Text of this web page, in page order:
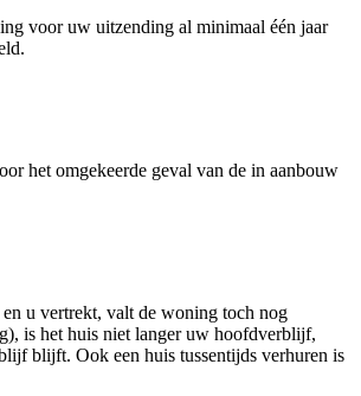
voor uw uitzending al minimaal één jaar
het omgekeerde geval van de in aanbouw
u vertrekt, valt de woning toch nog
is het huis niet langer uw hoofdverblijf,
blijft. Ook een huis tussentijds verhuren is